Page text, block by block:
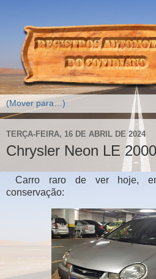
TERÇA-FEIRA, 16 DE ABRIL DE 2024
Chrysler Neon LE 2000
Carro raro de ver hoje,
conservação: